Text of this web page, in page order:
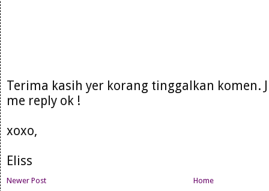
Terima kasih yer korang tinggalkan komen.
me reply ok !
xoxo,
Eliss
Newer Post Home